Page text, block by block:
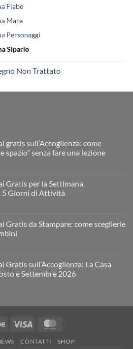
Fiabe
Mare
Personaggi
Sipario
Non Trattato
gratis sull’Accoglienza: come
spazio” senza fare una lezione
Gratis per la Settimana
5 Giorni di Attività
Gratis da Stampare: come sceglierle
Gratis sull’Accoglienza: La Casa
e Settembre 2026
Stripe Visa
CONTATTI SHOP